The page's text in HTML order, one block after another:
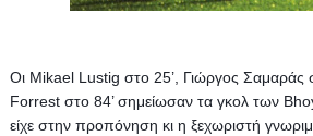
Οι Mikael Lustig στο 25’, Γιώργος Σαμαράς
Forrest στο 84’ σημείωσαν τα γκολ των
είχε στην προπόνηση κι η ξεχωριστή